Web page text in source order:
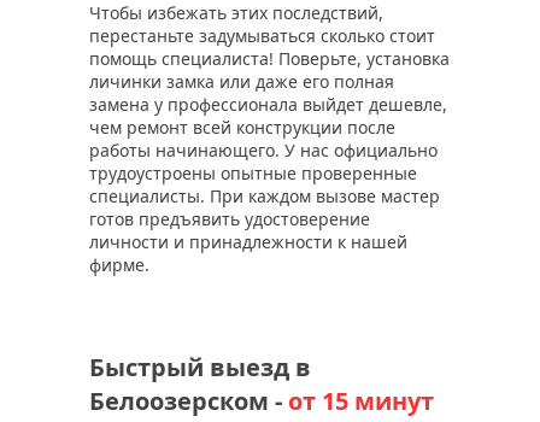
Чтобы избежать этих последствий,
перестаньте задумываться сколько стоит
помощь специалиста! Поверьте, установка
личинки замка или даже его полная
замена у профессионала выйдет дешевле,
чем ремонт всей конструкции после
работы начинающего. У нас официально
трудоустроены опытные проверенные
специалисты. При каждом вызове мастер
готов предъявить удостоверение
личности и принадлежности к нашей
фирме.
Быстрый выезд в
Белоозерском - от 15 минут